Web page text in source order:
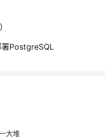
PostgreSQL
大堆